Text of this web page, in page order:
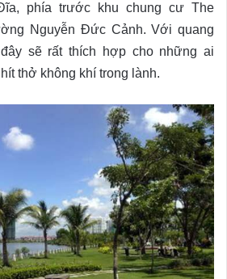
phía trước khu chung cư The
Nguyễn Đức Cảnh. Với quang
sẽ rất thích hợp cho những ai
thở không khí trong lành.